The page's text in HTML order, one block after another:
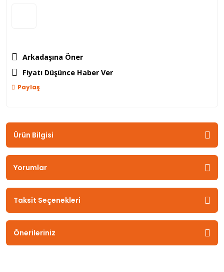
Arkadaşına Öner
Fiyatı Düşünce Haber Ver
Paylaş
Ürün Bilgisi
Yorumlar
Taksit Seçenekleri
Önerileriniz